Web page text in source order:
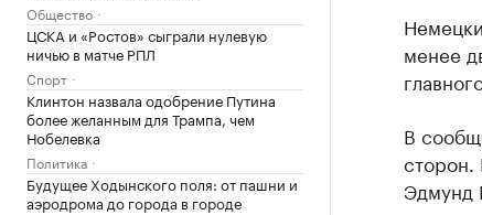
Общество
ЦСКА и «Ростов» сыграли нулевую
ничью в матче РПЛ
Спорт
Клинтон назвала одобрение Путина
более желанным для Трампа, чем
Нобелевка
Политика
Будущее Ходынского поля: от пашни и
аэродрома до города в городе
менее
В
сторон.
Эдмунд